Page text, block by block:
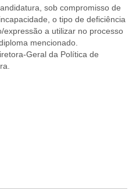
sob compromisso de
o tipo de deficiência
expressão a utilizar no processo
mencionado.
Geral da Política de